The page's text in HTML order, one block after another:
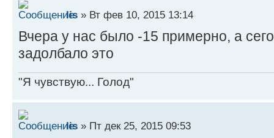
lis » Вт фев 10, 2015 13:14
Вчера у нас было -15 примерно, а
задолбало это
"Я чувствую... Голод"
lis » Пт дек 25, 2015 09:53